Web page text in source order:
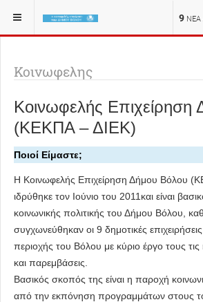
9 ΝΕΑ
ΒΡΊΣΚΕΣΤΕ ΕΔΏ:
Κοινωφελης
Κοινωφελής Επιχείρηση
(ΚΕΚΠΑ – ΔΙΕΚ)
Ποιοί Είμαστε;
Η Κοινωφελής Επιχείρηση Δήμου Βόλου
ιδρύθηκε τον Ιούνιο του 2011και είναι
κοινωνικής πολιτικής του Δήμου Βόλου,
συγχωνεύθηκαν οι 9 δημοτικές
περιοχής του Βόλου με κύριο έργο τους τις
και παρεμβάσεις.
Βασικός σκοπός της είναι η παροχή
από την εκπόνηση προγραμμάτων στους